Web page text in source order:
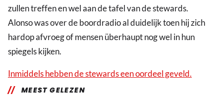
zullen treffen en wel aan de tafel van de stewards.
Alonso was over de boordradio al duidelijk toen hij zich
hardop afvroeg of mensen überhaupt nog wel in hun
spiegels kijken.
Inmiddels hebben de stewards een oordeel geveld.
MEEST GELEZEN